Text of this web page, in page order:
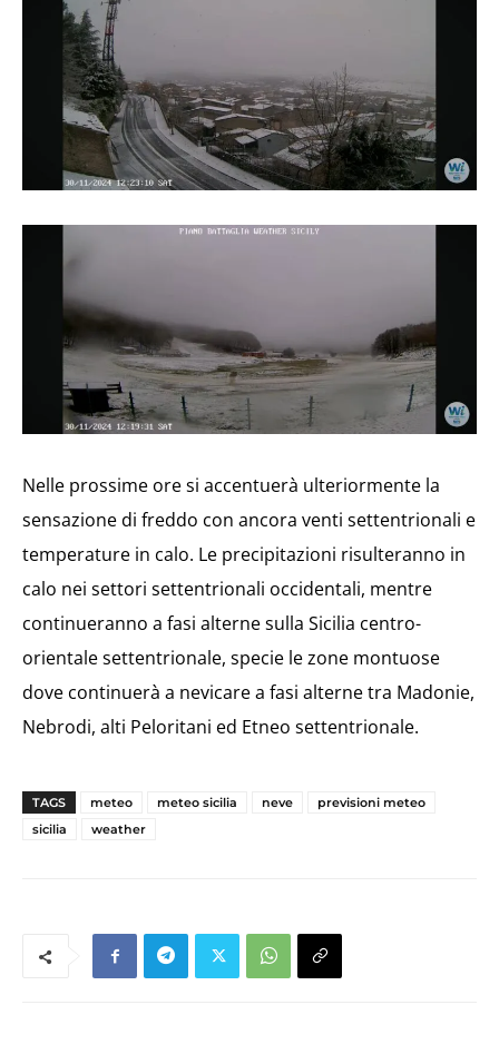
Nelle prossime ore si accentuerà ulteriormente la
sensazione di freddo con ancora venti settentrionali e
temperature in calo. Le precipitazioni risulteranno in
calo nei settori settentrionali occidentali, mentre
continueranno a fasi alterne sulla Sicilia centro-
orientale settentrionale, specie le zone montuose
dove continuerà a nevicare a fasi alterne tra Madonie,
Nebrodi, alti Peloritani ed Etneo settentrionale.
TAGS meteo meteo sicilia neve
previsioni meteo
sicilia
weather